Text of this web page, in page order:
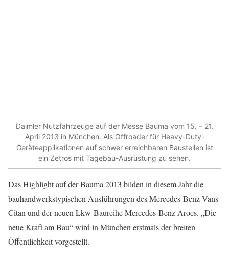
Daimler Nutzfahrzeuge auf der Messe Bauma vom 15. – 21.
April 2013 in München. Als Offroader für Heavy-Duty-
Geräteapplikationen auf schwer erreichbaren Baustellen ist
ein Zetros mit Tagebau-Ausrüstung zu sehen.
Das Highlight auf der Bauma 2013 bilden in diesem Jahr die
bauhandwerkstypischen Ausführungen des Mercedes-Benz Vans
Citan und der neuen Lkw-Baureihe Mercedes-Benz Arocs. „Die
neue Kraft am Bau“ wird in München erstmals der breiten
Öffentlichkeit vorgestellt.